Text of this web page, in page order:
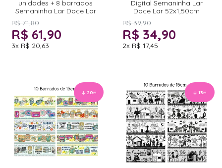
unidades + 8 barrados
Semaninha Lar Doce Lar
R$ 71,80
R$ 61,90
3x R$ 20,63
Digital Semaninha Lar
Doce Lar 52x1,50cm
R$ 39,90
R$ 34,90
2x R$ 17,45
20% 13%